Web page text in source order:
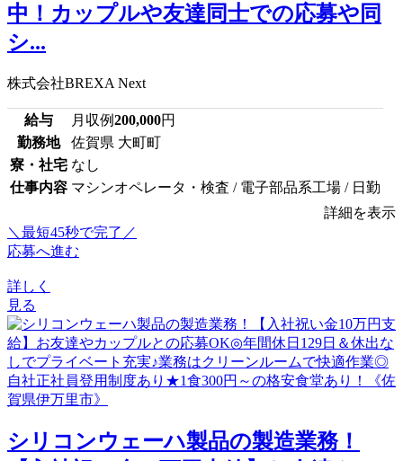
中！カップルや友達同士での応募や同
シ...
株式会社BREXA Next
給与 月収例200,000円
勤務地
佐賀県 大町町
寮・社宅 なし
仕事内容 マシンオペレータ・検査 / 電子部品系工場 / 日勤
詳細を表示
＼最短45秒で完了／
応募へ進む
詳しく
見る
シリコンウェーハ製品の製造業務！